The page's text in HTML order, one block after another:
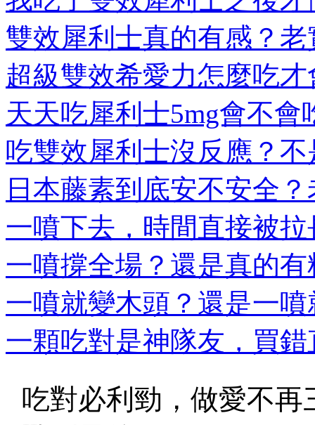
雙效犀利士真的有感？
超級雙效希愛力怎麼吃
天天吃犀利士5mg會不會
吃雙效犀利士沒反應？
日本藤素到底安不安全
一噴下去，時間直接被
一噴撐全場？還是真的
一噴就變木頭？還是一
一顆吃對是神隊友，買
吃對必利勁，做愛不